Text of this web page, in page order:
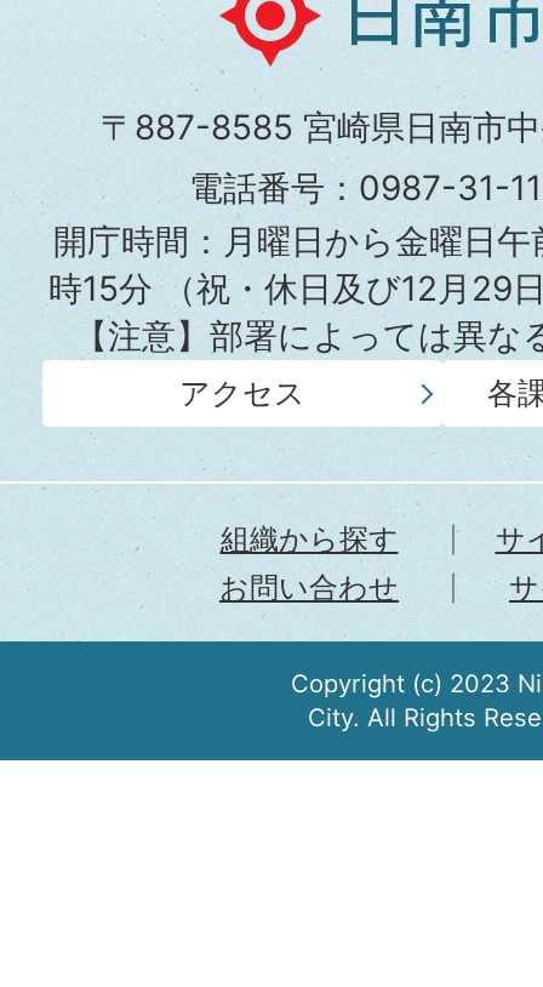
南
市
役
所
〒887-8585 宮崎県日南市
電話番号：0987-31-
開庁時間：月曜日から金曜日
時15分（祝・休日及び12月29
【注意】部署によっては異
アクセス 各
組織から探す
サ
お問い合わせ
Copyright (c) 2023
City. All Rights